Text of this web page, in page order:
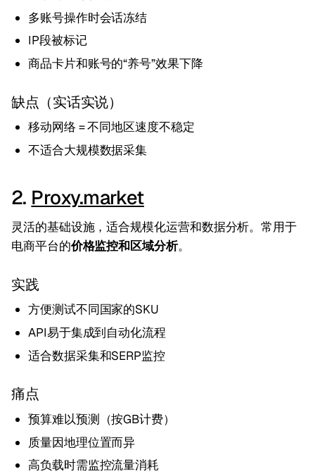
多账号操作时会话冻结
IP段被标记
商品卡片和账号的“养号”效果下降
缺点（实话实说）
移动网络 = 不同地区速度不稳定
不适合大规模数据采集
2. Proxy.market
灵活的基础设施，适合规模化运营和数据分析。常用于
电商平台的价格监控和区域分析。
实践
方便测试不同国家的SKU
API易于集成到自动化流程
适合数据采集和SERP监控
痛点
预算难以预测（按GB计费）
质量因地理位置而异
高负载时需监控流量消耗